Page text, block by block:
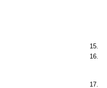
15.
16.
17.